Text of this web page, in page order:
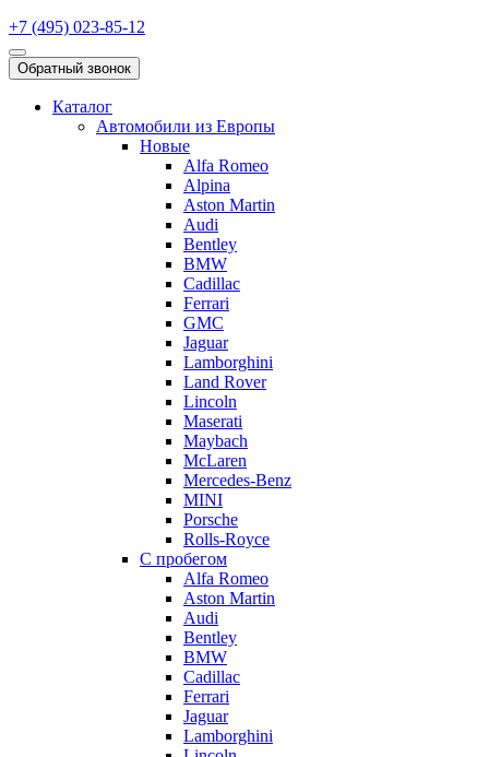
+7 (495) 023-85-12
Обратный звонок
Каталог
Автомобили из Европы
Новые
Alfa Romeo
Alpina
Aston Martin
Audi
Bentley
BMW
Cadillac
Ferrari
GMC
Jaguar
Lamborghini
Land Rover
Lincoln
Maserati
Maybach
McLaren
Mercedes-Benz
MINI
Porsche
Rolls-Royce
С пробегом
Alfa Romeo
Aston Martin
Audi
Bentley
BMW
Cadillac
Ferrari
Jaguar
Lamborghini